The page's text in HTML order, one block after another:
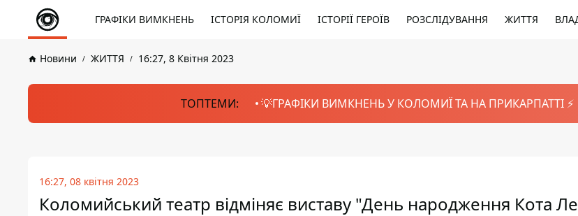
ГРАФІКИ ВИМКНЕНЬ ІСТОРІЯ КОЛОМИЇ ІСТОРІЇ ГЕРОЇВ РОЗСЛІДУВАННЯ ЖИТТЯ
Новини ЖИТТЯ 16:27, 8 Квітня 2023
ТОПТЕМИ: 💡ГРАФІКИ ВИМКНЕНЬ У КОЛОМИЇ ТА НА ПРИКАРПАТТІ ⚡️
16:27, 08 квітня 2023
Коломийський театр відміняє виставу "День народження Кота